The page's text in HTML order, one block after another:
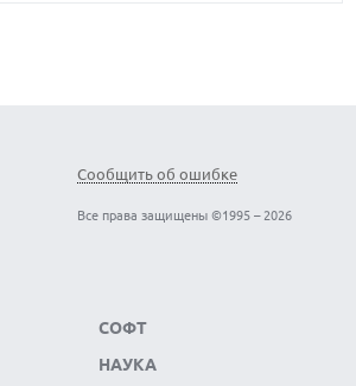
Сообщить об ошибке
Все права защищены ©1995 – 2026
СОФТ
НАУКА